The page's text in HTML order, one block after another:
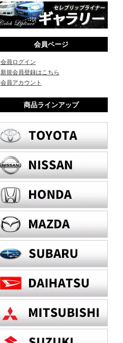
会員ページ
会員ログイン
新規会員登録はこちら
会員アカウント
商品ラインアップ